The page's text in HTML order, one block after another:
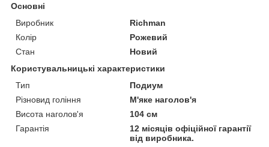
Основні
Виробник
Richman
Колір
Рожевий
Стан
Новий
Користувальницькі характеристики
Тип
Подиум
Різновид гоління
М'яке наголов'я
Висота наголов'я
104 см
Гарантія
12 місяців офіційної гарантії
від виробника.